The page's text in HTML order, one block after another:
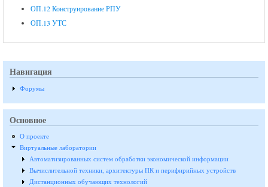
ОП.12 Конструирование РПУ
ОП.13 УТС
Навигация
Форумы
Основное
О проекте
Виртуальные лаборатории
Автоматизированных систем обработки экономической информации
Вычислительной техники, архитектуры ПК и перифирийных устройств
Дистанционных обучающих технологий